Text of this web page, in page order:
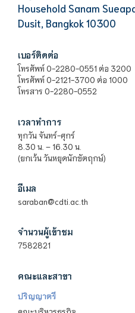
Household Sanam
Dusit, Bangkok 10300
เบอร์ติดต่อ
โทรศัพท์ 0-2280-0551 ต่อ 3200
โทรศัพท์ 0-2121-3700 ต่อ 1000
โทรสาร 0-2280-0552
เวลาทำการ
ทุกวัน จันทร์-ศุกร์
8.30 น. – 16.30 น.
(ยกเว้น วันหยุดนักขัตฤกษ์)
อีเมล
saraban@cdti.ac.th
จำนวนผู้เข้าชม
7582821
คณะและสาขา
ปริญญาตรี